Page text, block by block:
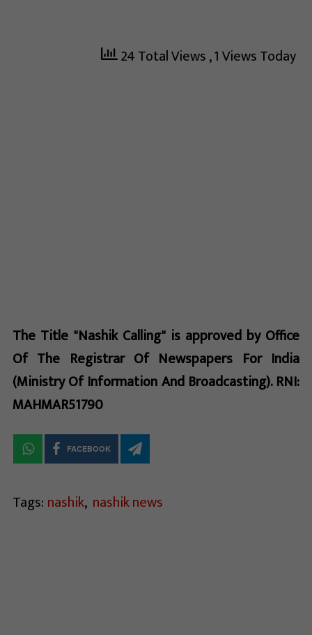
24 Total Views, 1 Views Today
The Title "Nashik Calling" is approved by Office
Of The Registrar Of Newspapers For India
(Ministry Of Information And Broadcasting). RNI:
MAHMAR51790
FACEBOOK
Tags: nashik, nashik news